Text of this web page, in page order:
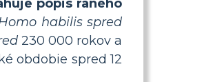
popis raného
habilis spred
230 000 rokov a
obdobie spred 12